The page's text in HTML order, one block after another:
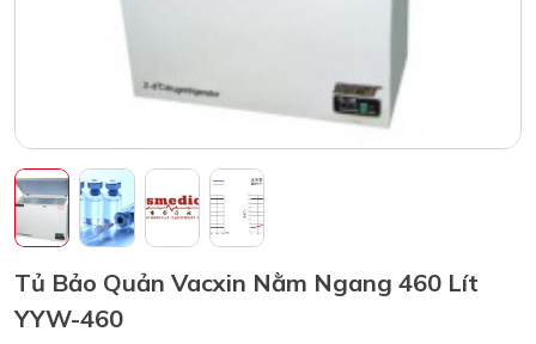
Tủ Bảo Quản Vacxin Nằm Ngang 460 Lít
YYW-460